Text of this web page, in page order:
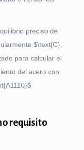
preciso de
$\text{C},
para calcular el
del acero con
requisito